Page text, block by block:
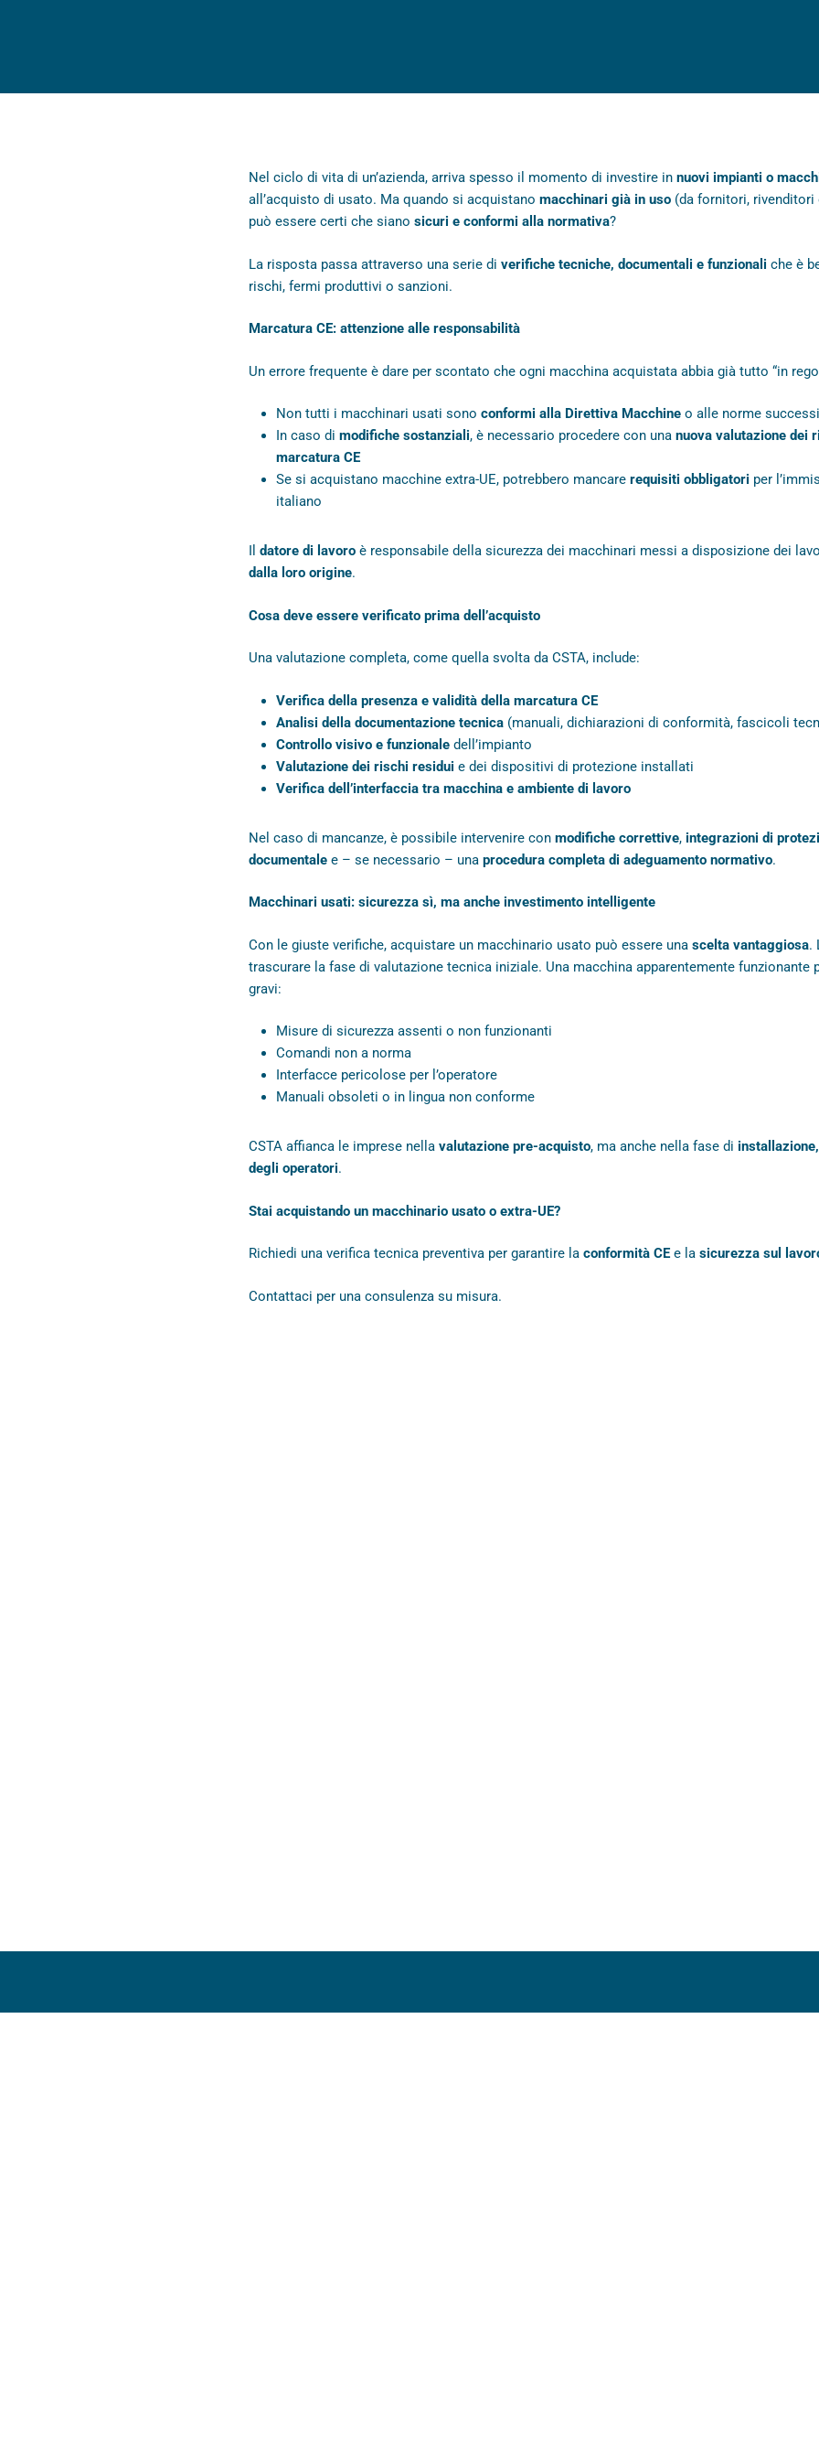
Nel ciclo di vita di un’azienda, arriva spesso il momento di investire in nuovi impianti o
all’acquisto di usato. Ma quando si acquistano macchinari già in uso (da fornitori,
può essere certi che siano sicuri e conformi alla normativa?
La risposta passa attraverso una serie di verifiche tecniche, documentali e funzionali che è
rischi, fermi produttivi o sanzioni.
Marcatura CE: attenzione alle responsabilità
Un errore frequente è dare per scontato che ogni macchina acquistata abbia già tutto “in
Non tutti i macchinari usati sono conformi alla Direttiva Macchine o alle norme
In caso di modifiche sostanziali, è necessario procedere con una nuova valutazione dei
marcatura CE
Se si acquistano macchine extra-UE, potrebbero mancare requisiti obbligatori per
italiano
Il datore di lavoro è responsabile della sicurezza dei macchinari messi a disposizione dei
dalla loro origine.
Cosa deve essere verificato prima dell’acquisto
Una valutazione completa, come quella svolta da CSTA, include:
Verifica della presenza e validità della marcatura CE
Analisi della documentazione tecnica (manuali, dichiarazioni di conformità, fascicoli
Controllo visivo e funzionale dell’impianto
Valutazione dei rischi residui e dei dispositivi di protezione installati
Verifica dell’interfaccia tra macchina e ambiente di lavoro
Nel caso di mancanze, è possibile intervenire con modifiche correttive, integrazioni di
documentale e – se necessario – una procedura completa di adeguamento normativo.
Macchinari usati: sicurezza sì, ma anche investimento intelligente
Con le giuste verifiche, acquistare un macchinario usato può essere una scelta vantaggiosa.
trascurare la fase di valutazione tecnica iniziale. Una macchina apparentemente funzionante
gravi:
Misure di sicurezza assenti o non funzionanti
Comandi non a norma
Interfacce pericolose per l’operatore
Manuali obsoleti o in lingua non conforme
CSTA affianca le imprese nella valutazione pre-acquisto, ma anche nella fase di
degli operatori.
Stai acquistando un macchinario usato o extra-UE?
Richiedi una verifica tecnica preventiva per garantire la conformità CEe la sicurezza sul
Contattaci per una consulenza su misura.